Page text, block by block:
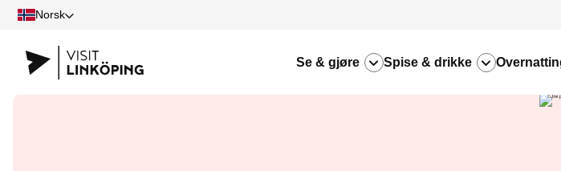
Norsk
Se & gjøre Spise & drikke